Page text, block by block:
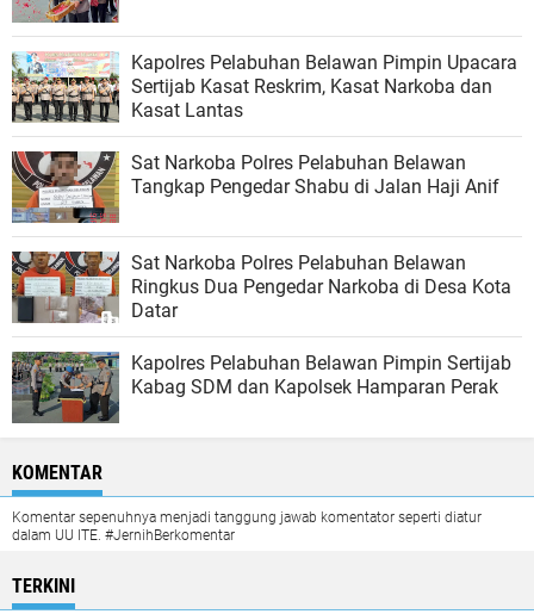
Kapolres Pelabuhan Belawan Pimpin Upacara
Sertijab Kasat Reskrim, Kasat Narkoba dan
Kasat Lantas
Sat Narkoba Polres Pelabuhan Belawan
Tangkap Pengedar Shabu di Jalan Haji Anif
Sat Narkoba Polres Pelabuhan Belawan
Ringkus Dua Pengedar Narkoba di Desa Kota
Datar
Kapolres Pelabuhan Belawan Pimpin Sertijab
Kabag SDM dan Kapolsek Hamparan Perak
KOMENTAR
Komentar sepenuhnya menjadi tanggung jawab komentator seperti diatur
dalam UU ITE. #JernihBerkomentar
TERKINI